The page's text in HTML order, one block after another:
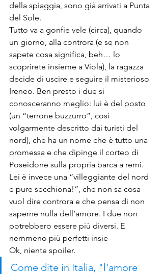
della spiaggia, sono già arrivati a Punta
del Sole.
Tutto va a gonfie vele (circa), quando
un giorno, alla controra (e se non
sapete cosa significa, beh… lo
scoprirete insieme a Viola), la ragazza
decide di uscire e seguire il misterioso
Ireneo. Ben presto i due si
conosceranno meglio: lui è del posto
(un “terrone buzzurro”, così
volgarmente descritto dai turisti del
nord), che ha un nome che è tutto una
promessa e che dipinge il corteo di
Poseidone sulla propria barca a remi.
Lei è invece una “villeggiante del nord
e pure secchiona!”, che non sa cosa
vuol dire controra e che pensa di non
saperne nulla dell’amore. I due non
potrebbero essere più diversi. E
nemmeno più perfetti insie-
Ok, niente spoiler.
Come dite in Italia, "l'amore